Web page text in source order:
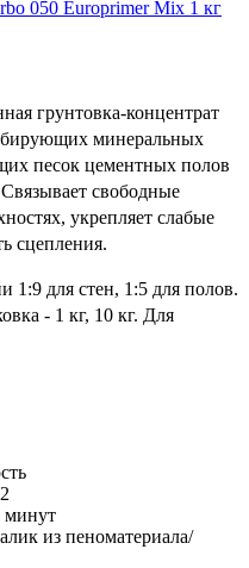
грунтовка-концентрат
минеральных
песок цементных полов
свободные
укрепляет слабые
сцепления.
1:9 для стен, 1:5 для полов.
- 1 кг, 10 кг. Для
минут
из пеноматериала/